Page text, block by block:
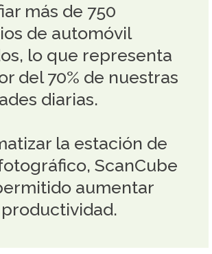
más de 750
de automóvil
lo que representa
del 70% de nuestras
diarias.
la estación de
ScanCube
aumentar